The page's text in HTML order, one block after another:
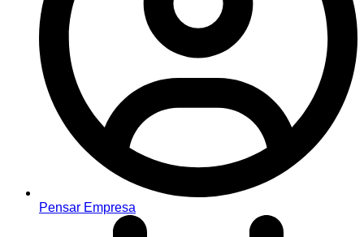
Pensar Empresa